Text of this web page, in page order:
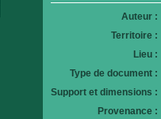
Auteur :
Territoire :
Lieu :
Type de document :
Support et dimensions :
Provenance :